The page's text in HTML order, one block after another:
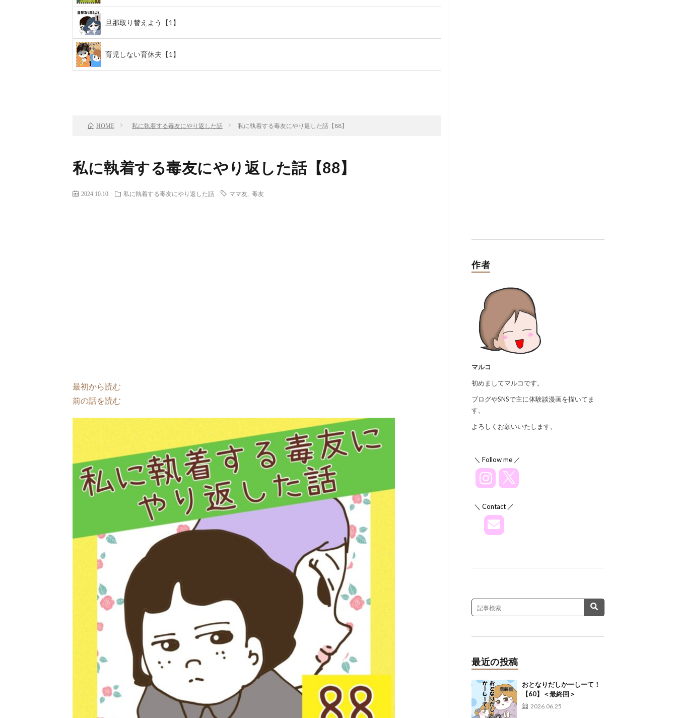
旦那取り替えよう【1】
育児しない育休夫【1】
HOME 私に執着する毒友にやり返した話 私に執着する毒友にやり返した話【88】
私に執着する毒友にやり返した話【88】
2024.10.10 私に執着する毒友にやり返した話 ママ友 毒友
最初から読む
前の話を読む
作者
マルコ
初めましてマルコです。
ブログやSNSで主に体験談漫画を描いてま
す。
よろしくお願いいたします。
＼ Follow me ／
＼ Contact ／
最近の投稿
おとなりだしかーしーて！
【60】＜最終回＞
2026.06.25